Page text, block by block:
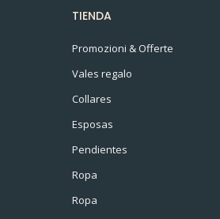
TIENDA
Promozioni & Offerte
Vales regalo
Collares
Esposas
Pendientes
Ropa
Ropa